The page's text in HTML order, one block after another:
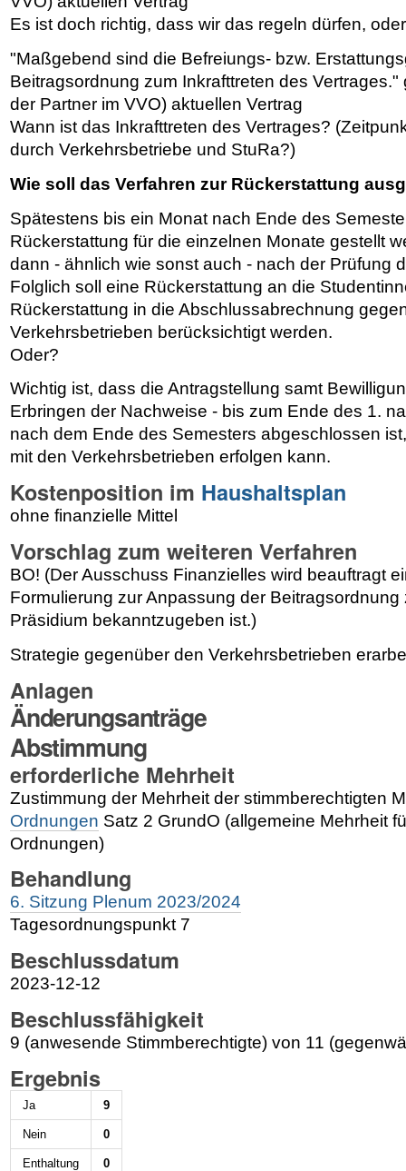
Es ist doch richtig, dass wir das regeln dürfen,
"Maßgebend sind die Befreiungs- bzw.
Beitragsordnung zum Inkrafttreten des
der Partner im VVO) aktuellen Vertrag
Wann ist das Inkrafttreten des Vertrages?
durch Verkehrsbetriebe und StuRa?)
Wie soll das Verfahren zur Rückerstattung
Spätestens bis ein Monat nach Ende des
Rückerstattung für die einzelnen Monate gestellt
dann - ähnlich wie sonst auch - nach der Prüfung
Folglich soll eine Rückerstattung an die
Rückerstattung in die Abschlussabrechnung
Verkehrsbetrieben berücksichtigt werden.
Oder?
Wichtig ist, dass die Antragstellung samt
Erbringen der Nachweise - bis zum Ende des 1.
nach dem Ende des Semesters abgeschlossen
mit den Verkehrsbetrieben erfolgen kann.
Kostenposition im Haushaltsplan
ohne finanzielle Mittel
Vorschlag zum weiteren Verfahren
BO! (Der Ausschuss Finanzielles wird beauftragt
Formulierung zur Anpassung der
Präsidium bekanntzugeben ist.)
Strategie gegenüber den Verkehrsbetrieben
Anlagen
Änderungsanträge
Abstimmung
erforderliche Mehrheit
Zustimmung der Mehrheit der stimmberechtigten
Ordnungen Satz 2 GrundO (allgemeine Mehrheit
Ordnungen)
Behandlung
6. Sitzung Plenum 2023/2024
Tagesordnungspunkt 7
Beschlussdatum
2023-12-12
Beschlussfähigkeit
9 (anwesende Stimmberechtigte) von 11
Ergebnis
Ja 9
Nein 0
Enthaltung 0